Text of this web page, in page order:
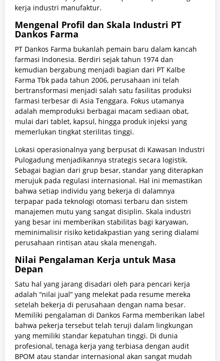
kerja industri manufaktur.
Mengenal Profil dan Skala Industri PT
Dankos Farma
PT Dankos Farma bukanlah pemain baru dalam kancah
farmasi Indonesia. Berdiri sejak tahun 1974 dan
kemudian bergabung menjadi bagian dari PT Kalbe
Farma Tbk pada tahun 2006, perusahaan ini telah
bertransformasi menjadi salah satu fasilitas produksi
farmasi terbesar di Asia Tenggara. Fokus utamanya
adalah memproduksi berbagai macam sediaan obat,
mulai dari tablet, kapsul, hingga produk injeksi yang
memerlukan tingkat sterilitas tinggi.
Lokasi operasionalnya yang berpusat di Kawasan Industri
Pulogadung menjadikannya strategis secara logistik.
Sebagai bagian dari grup besar, standar yang diterapkan
merujuk pada regulasi internasional. Hal ini memastikan
bahwa setiap individu yang bekerja di dalamnya
terpapar pada teknologi otomasi terbaru dan sistem
manajemen mutu yang sangat disiplin. Skala industri
yang besar ini memberikan stabilitas bagi karyawan,
meminimalisir risiko ketidakpastian yang sering dialami
perusahaan rintisan atau skala menengah.
Nilai Pengalaman Kerja untuk Masa
Depan
Satu hal yang jarang disadari oleh para pencari kerja
adalah “nilai jual” yang melekat pada resume mereka
setelah bekerja di perusahaan dengan nama besar.
Memiliki pengalaman di Dankos Farma memberikan label
bahwa pekerja tersebut telah teruji dalam lingkungan
yang memiliki standar kepatuhan tinggi. Di dunia
profesional, tenaga kerja yang terbiasa dengan audit
BPOM atau standar internasional akan sangat mudah